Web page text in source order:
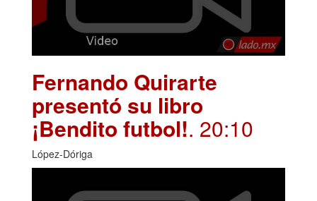
Fernando Quirarte
presentó su libro
¡Bendito futbol!. 20:10
López-Dóriga